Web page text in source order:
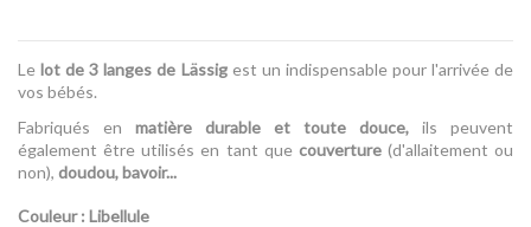
Le lot de 3 langes de Lässigest un indispensable pour l'arrivée de
vos bébés.
Fabriqués en matière durable et toute douce, ils peuvent
également être utilisés en tant quecouverture(d'allaitement ou
non), doudou, bavoir...
Couleur: Libellule